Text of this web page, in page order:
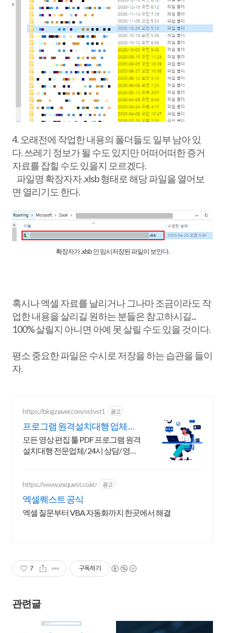
4. 오래전에 작업한 내용의 폴더들도 일부 남아 있
다. 쓰레기 정보가 될 수도 있지만 어떠어떠한 증거
자료를 잡힐 수도 있을지 모르겠다.
파일명 확장자자 .xlsb 형태로 해당 파일을 열어보
면 열리기도 한다.
확장자가 .xlsb 인 임시저장된 파일이 보인다.
혹시나 엑셀 자료를 날리거나 그나마 조금이라도 작
업한 내용을 살리길 원하는 분들은 참고하시길...
100% 살릴지 아니면 아예 못 살릴 수도 있을 것이다.
평소 중요한 파일은 수시로 저장을 하는 습관을 들이
자.
https://blog.naver.com/vstvst1 광고
프로그램 원격설치대행 업체 프
로그램 원격설치대행 전문
모든 영상 편집 툴 PDF 프로그램 원격
설치대행 전문업체/ 24시 상담/ 영구
영구AS
https://www.exquest.co.kr/ 광고
엑셀퀘스트 공식
엑셀 질문부터 VBA 자동화까지 한곳에서 해결
7 구독하기
관련글